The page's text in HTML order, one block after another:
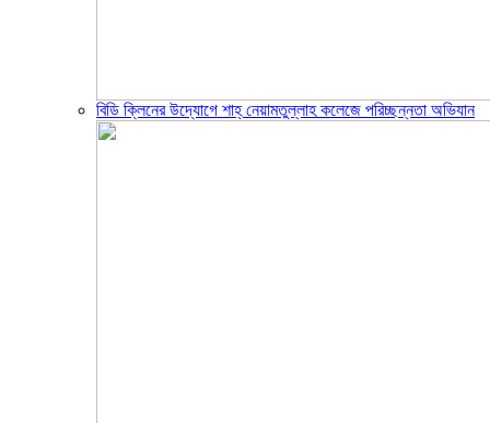
বিডি ক্লিনের উদ্যোগে শাহ্ নেয়ামতুল্লাহ কলেজে পরিচ্ছন্নতা অভিযান